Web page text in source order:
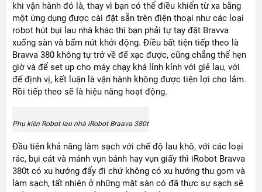
khi vận hành đó là, thay vì bạn có thể điều khiển từ xa bằng
một ứng dụng được cài đặt sẵn trên điện thoại như các loại
robot hút bụi lau nhà khác thì bạn phải tự tay đặt Bravva
xuống sàn và bấm nút khởi động. Điều bất tiện tiếp theo là
Bravva 380 không tự trở về đế xạc được, cũng chẳng thể hẹn
giờ và để set up cho máy chạy khá lỉnh kỉnh với giẻ lau, với
đế định vị, kết luận là vận hành không được tiện lợi cho lắm.
Rồi tiếp theo sẽ là hiệu năng hoạt động.
Phụ kiện Robot lau nhà iRobot Braava 380t
Đầu tiên khả năng làm sạch với chế độ lau khô, với các loại
rác, bụi cát và mảnh vụn bánh hay vụn giấy thì iRobot Bravva
380t có xu hướng đẩy đi chứ không có xu hướng thu gom và
làm sạch, tất nhiên ở những mặt sàn có đã thực sự sạch sẽ